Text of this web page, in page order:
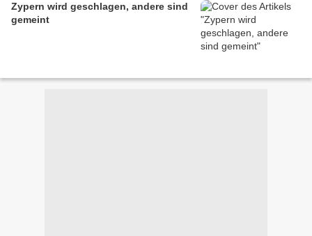
Zypern wird geschlagen, andere sind
gemeint